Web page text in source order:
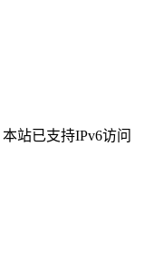
本站已支持IPv6访问